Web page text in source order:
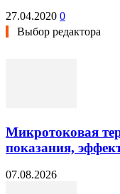
27.04.2020 0
Выбор редактора
Микротоковая
показания,
07.08.2026